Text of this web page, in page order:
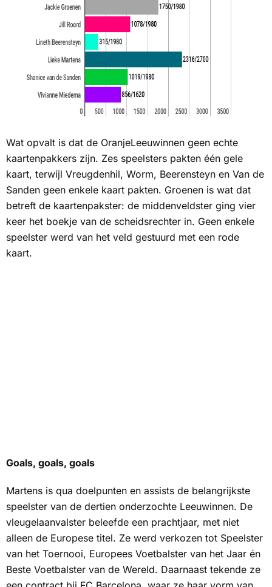
Wat opvalt is dat de OranjeLeeuwinnen geen echte
kaartenpakkers zijn. Zes speelsters pakten één gele
kaart, terwijl Vreugdenhil, Worm, Beerensteyn en Van de
Sanden geen enkele kaart pakten. Groenen is wat dat
betreft de kaartenpakster: de middenveldster ging vier
keer het boekje van de scheidsrechter in. Geen enkele
speelster werd van het veld gestuurd met een rode
kaart.
Goals, goals, goals
Martens is qua doelpunten en assists de belangrijkste
speelster van de dertien onderzochte Leeuwinnen. De
vleugelaanvalster beleefde een prachtjaar, met niet
alleen de Europese titel. Ze werd verkozen tot Speelster
van het Toernooi, Europees Voetbalster van het Jaar én
Beste Voetbalster van de Wereld. Daarnaast tekende ze